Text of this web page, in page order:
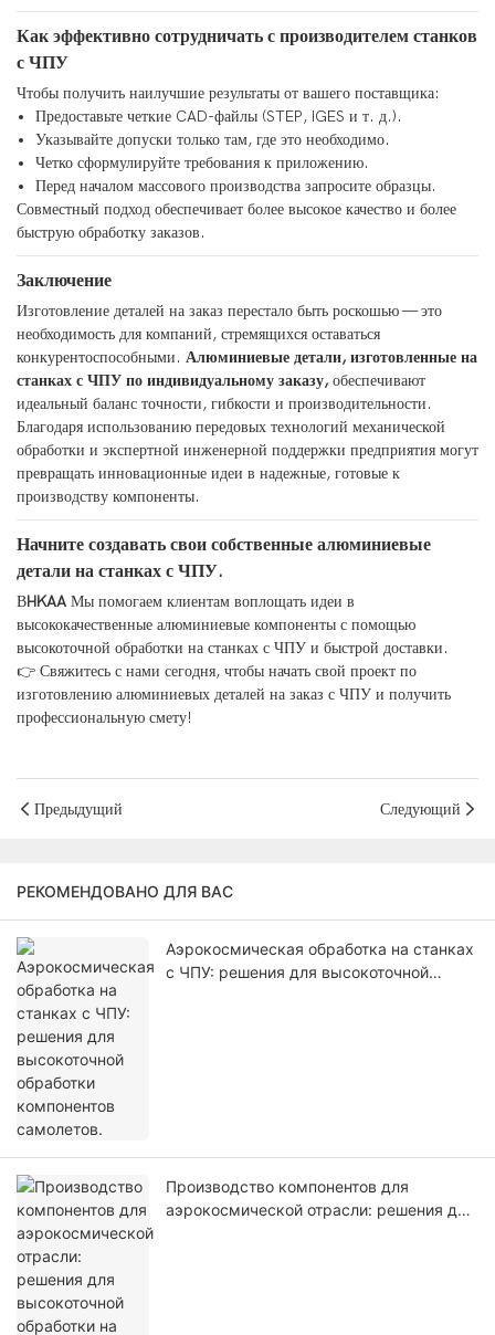
Как эффективно сотрудничать с производителем станков
с ЧПУ
Чтобы получить наилучшие результаты от вашего поставщика:
Предоставьте четкие CAD-файлы (STEP, IGES и т. д.).
Указывайте допуски только там, где это необходимо.
Четко сформулируйте требования к приложению.
Перед началом массового производства запросите образцы.
Совместный подход обеспечивает более высокое качество и более
быструю обработку заказов.
Заключение
Изготовление деталей на заказ перестало быть роскошью — это
необходимость для компаний, стремящихся оставаться
конкурентоспособными. Алюминиевые детали, изготовленные на
станках с ЧПУ по индивидуальному заказу, обеспечивают
идеальный баланс точности, гибкости и производительности.
Благодаря использованию передовых технологий механической
обработки и экспертной инженерной поддержки предприятия могут
превращать инновационные идеи в надежные, готовые к
производству компоненты.
Начните создавать свои собственные алюминиевые
детали на станках с ЧПУ.
ВHKAA Мы помогаем клиентам воплощать идеи в
высококачественные алюминиевые компоненты с помощью
высокоточной обработки на станках с ЧПУ и быстрой доставки.
👉 Свяжитесь с нами сегодня, чтобы начать свой проект по
изготовлению алюминиевых деталей на заказ с ЧПУ и получить
профессиональную смету!
Предыдущий Следующий
РЕКОМЕНДОВАНО ДЛЯ ВАС
Аэрокосмическая обработка на станках
с ЧПУ: решения для высокоточной
Производство компонентов для
аэрокосмической отрасли: решения для